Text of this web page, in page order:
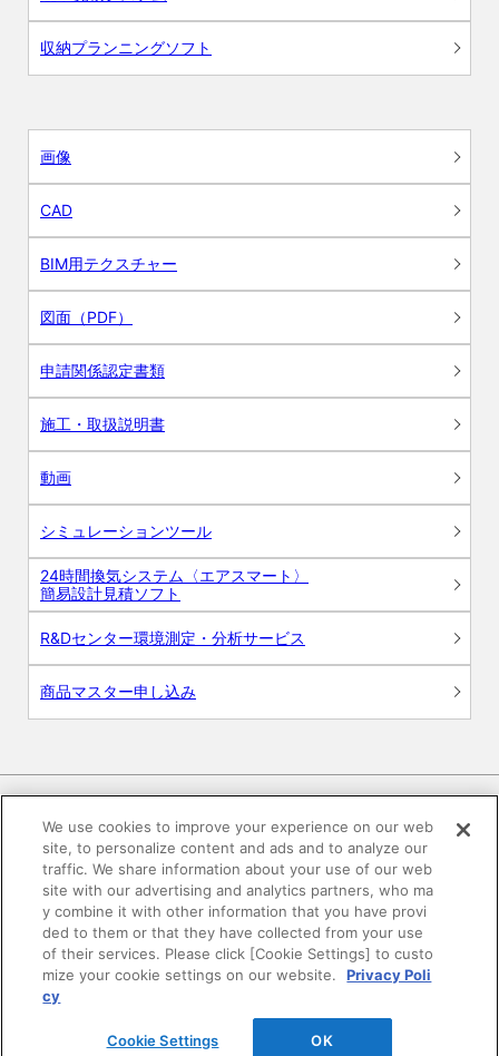
収納プランニングソフト
画像
CAD
BIM用テクスチャー
図面（PDF）
申請関係認定書類
施工・取扱説明書
動画
シミュレーションツール
24時間換気システム〈エアスマート〉
簡易設計見積ソフト
R&Dセンター環境測定・分析サービス
商品マスター申し込み
電子公告 このWEBサイトについて
プライバシーポリシー
SNSコミュニティガイドライン サイトマップ
©DAIKEN Corporation All Rights Reserved.
We use cookies to improve your experience on our web
site, to personalize content and ads and to analyze our
traffic. We share information about your use of our web
site with our advertising and analytics partners, who ma
y combine it with other information that you have provi
ded to them or that they have collected from your use
of their services. Please click [Cookie Settings] to custo
mize your cookie settings on our website.
Privacy Poli
cy
Cookie Settings OK